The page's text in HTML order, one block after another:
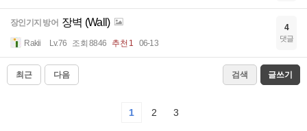
장인기지 방어 장벽 (Wall)
Rakii Lv.76 조회 8846 추천 1 06-13
4
댓글
최근 다음 검색 글쓰기
1 2 3